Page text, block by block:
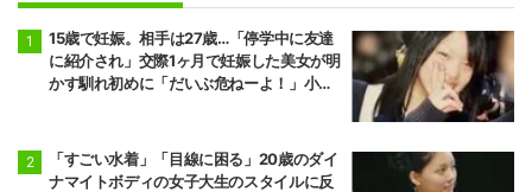
15歳で妊娠。相手は27歳…「停学中に友達
に紹介され」交際1ヶ月で妊娠した美女が明
かす馴れ初めに「だいぶ危ねーよ！」小森
「すごい水着」「目線に困る」20歳のダイ
ナマイトボディの女子大生のスタイルに反